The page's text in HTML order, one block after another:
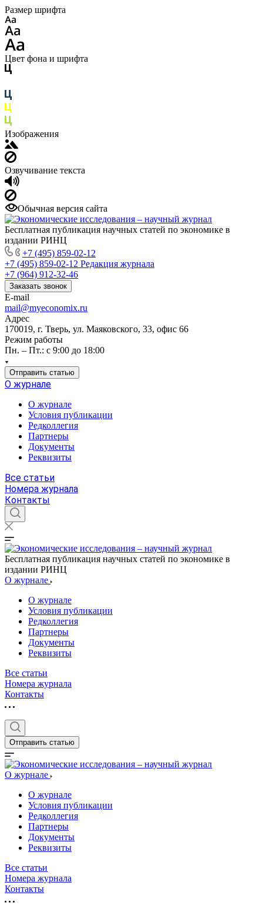
Размер шрифта
Цвет фона и шрифта
Изображения
Озвучивание текста
Обычная версия сайта
Бесплатная публикация научных статей по экономике в
издании РИНЦ
+7 (495) 859-02-12
+7 (495) 859-02-12 Редакция журнала
+7 (964) 912-32-46
Заказать звонок
E-mail
mail@myeconomix.ru
Адрес
170019, г. Тверь, ул. Маяковского, 33, офис 66
Режим работы
Пн. – Пт.: с 9:00 до 18:00
Отправить статью
О журнале
О журнале
Условия публикации
Редколлегия
Партнеры
Документы
Реквизиты
Все статьи
Номера журнала
Контакты
Бесплатная публикация научных статей по экономике в
издании РИНЦ
О журнале
О журнале
Условия публикации
Редколлегия
Партнеры
Документы
Реквизиты
Все статьи
Номера журнала
Контакты
Отправить статью
О журнале
О журнале
Условия публикации
Редколлегия
Партнеры
Документы
Реквизиты
Все статьи
Номера журнала
Контакты